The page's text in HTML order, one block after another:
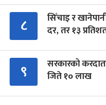
८
सिँचाइ र
दर, तर १३
९
सरकारको
जिते १० लाख